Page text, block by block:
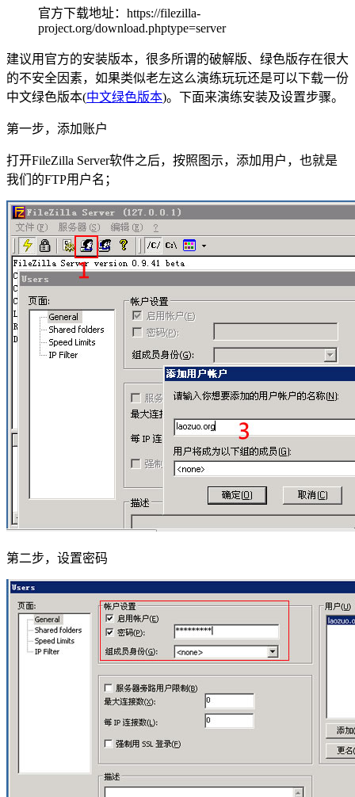
官方下载地址：https://filezilla-
project.org/download.phptype=server
建议用官方的安装版本，很多所谓的破解版、绿色版存在很大
的不安全因素，如果类似老左这么演练玩玩还是可以下载一份
中文绿色版本(中文绿色版本)。下面来演练安装及设置步骤。
第一步，添加账户
打开FileZilla Server软件之后，按照图示，添加用户，也就是
我们的FTP用户名；
第二步，设置密码